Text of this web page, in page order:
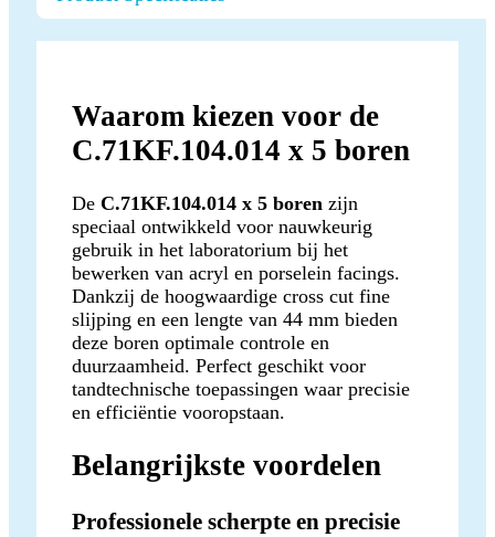
Waarom kiezen voor de
C.71KF.104.014 x 5 boren
De C.71KF.104.014 x 5 boren zijn
speciaal ontwikkeld voor nauwkeurig
gebruik in het laboratorium bij het
bewerken van acryl en porselein facings.
Dankzij de hoogwaardige cross cut fine
slijping en een lengte van 44 mm bieden
deze boren optimale controle en
duurzaamheid. Perfect geschikt voor
tandtechnische toepassingen waar precisie
en efficiëntie vooropstaan.
Belangrijkste voordelen
Professionele scherpte en precisie